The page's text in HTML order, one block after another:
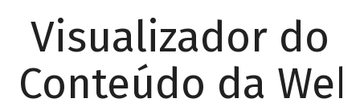
Visualizador do
Conteúdo da Web